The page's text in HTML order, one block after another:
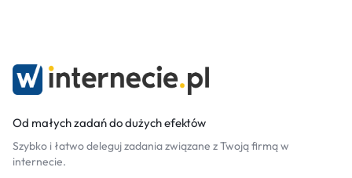
Od małych zadań do dużych efektów
Szybko i łatwo deleguj zadania związane z Twoją firmą w
internecie.